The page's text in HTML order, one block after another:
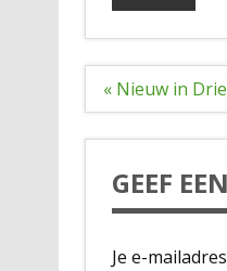
Bericht
« Nieuw in
GEEF
Je e-